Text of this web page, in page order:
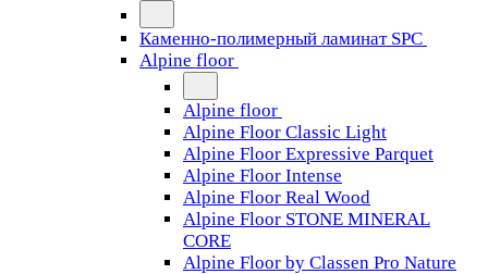
Каменно-полимерный ламинат SPC
Alpine floor
Alpine floor
Alpine Floor Classic Light
Alpine Floor Expressive Parquet
Alpine Floor Intense
Alpine Floor Real Wood
Alpine Floor STONE MINERAL
CORE
Alpine Floor by Classen Pro Nature